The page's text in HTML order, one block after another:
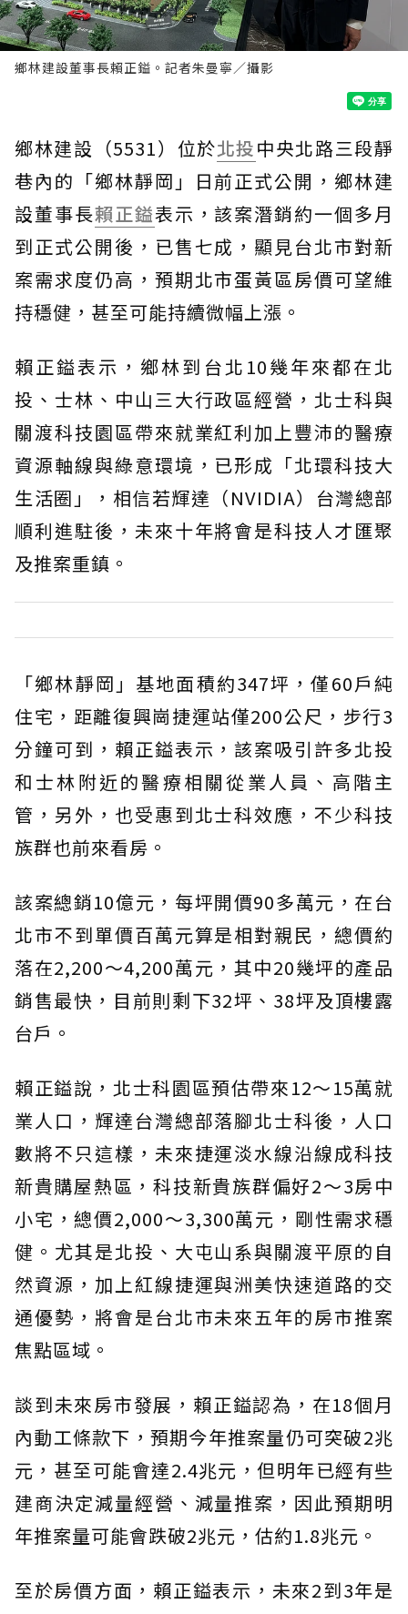
鄉林建設董事長賴正鎰。記者朱曼寧／攝影
鄉林建設（5531）位於北投中央北路三段靜
巷內的「鄉林靜岡」日前正式公開，鄉林建
設董事長賴正鎰表示，該案潛銷約一個多月
到正式公開後，已售七成，顯見台北市對新
案需求度仍高，預期北市蛋黃區房價可望維
持穩健，甚至可能持續微幅上漲。
賴正鎰表示，鄉林到台北10幾年來都在北
投、士林、中山三大行政區經營，北士科與
關渡科技園區帶來就業紅利加上豐沛的醫療
資源軸線與綠意環境，已形成「北環科技大
生活圈」，相信若輝達（NVIDIA）台灣總部
順利進駐後，未來十年將會是科技人才匯聚
及推案重鎮。
「鄉林靜岡」基地面積約347坪，僅60戶純
住宅，距離復興崗捷運站僅200公尺，步行3
分鐘可到，賴正鎰表示，該案吸引許多北投
和士林附近的醫療相關從業人員、高階主
管，另外，也受惠到北士科效應，不少科技
族群也前來看房。
該案總銷10億元，每坪開價90多萬元，在台
北市不到單價百萬元算是相對親民，總價約
落在2,200～4,200萬元，其中20幾坪的產品
銷售最快，目前則剩下32坪、38坪及頂樓露
台戶。
賴正鎰說，北士科園區預估帶來12～15萬就
業人口，輝達台灣總部落腳北士科後，人口
數將不只這樣，未來捷運淡水線沿線成科技
新貴購屋熱區，科技新貴族群偏好2～3房中
小宅，總價2,000～3,300萬元，剛性需求穩
健。尤其是北投、大屯山系與關渡平原的自
然資源，加上紅線捷運與洲美快速道路的交
通優勢，將會是台北市未來五年的房市推案
焦點區域。
談到未來房市發展，賴正鎰認為，在18個月
內動工條款下，預期今年推案量仍可突破2兆
元，甚至可能會達2.4兆元，但明年已經有些
建商決定減量經營、減量推案，因此預期明
年推案量可能會跌破2兆元，估約1.8兆元。
至於房價方面，賴正鎰表示，未來2到3年是